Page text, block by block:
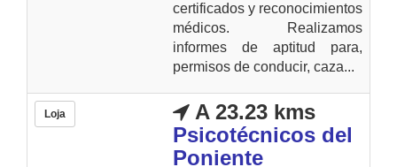
certificados y reconocimientos
médicos. Realizamos
informes de aptitud para,
permisos de conducir, caza...
Loja
A 23.23 kms
Psicotécnicos del
Poniente